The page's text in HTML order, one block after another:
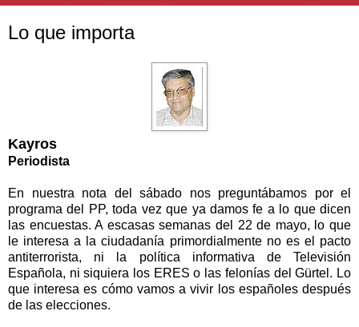
Lo que importa
Kayros
Periodista
En nuestra nota del sábado nos preguntábamos por el
programa del PP, toda vez que ya damos fe a lo que dicen
las encuestas. A escasas semanas del 22 de mayo, lo que
le interesa a la ciudadanía primordialmente no es el pacto
antiterrorista, ni la política informativa de Televisión
Española, ni siquiera los ERES o las felonías del Gürtel. Lo
que interesa es cómo vamos a vivir los españoles después
de las elecciones.